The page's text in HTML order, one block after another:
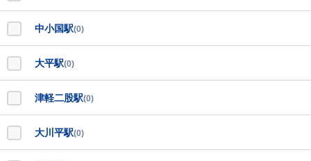
中小国駅(0)
大平駅(0)
津軽二股駅(0)
大川平駅(0)